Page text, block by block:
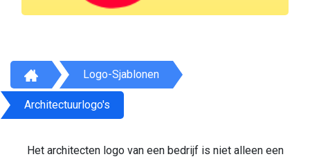
Logo-Sjablonen
Architectuurlogo's
Het architecten logo van een bedrijf is niet alleen een